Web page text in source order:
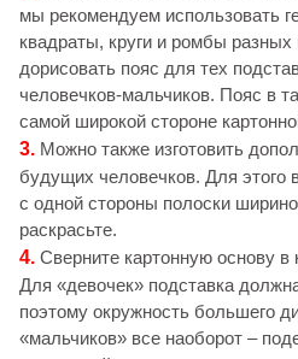
мы рекомендуем использовать
квадраты, круги и ромбы
дорисовать пояс для тех
человечков-мальчиков. Пояс в
самой широкой стороне
3. Можно также изготовить
будущих человечков. Для этого
с одной стороны полоски
раскрасьте.
4. Сверните картонную основу в
Для «девочек» подставка
поэтому окружность большего
«мальчиков» все наоборот –